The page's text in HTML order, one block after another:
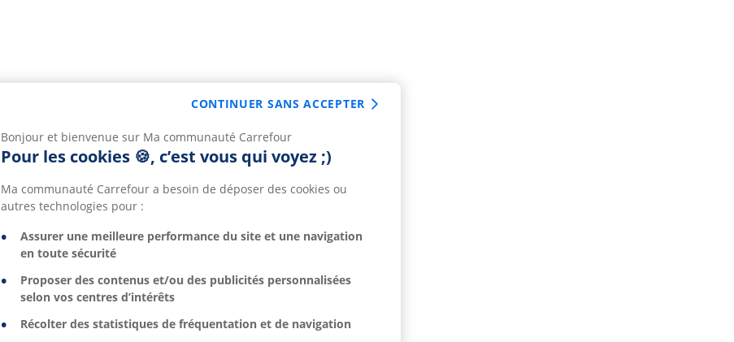
Bonjour et bienvenue sur Ma communauté Carrefour
Pour les cookies 🍪, c’est vous qui voyez ;)
Ma communauté Carrefour a besoin de déposer des cookies ou
autres technologies pour :
Assurer une meilleure performance du site et une navigation
en toute sécurité
Proposer des contenus et/ou des publicités personnalisées
selon vos centres d’intérêts
Récolter des statistiques de fréquentation et de navigation
CONTINUER SANS ACCEPTER